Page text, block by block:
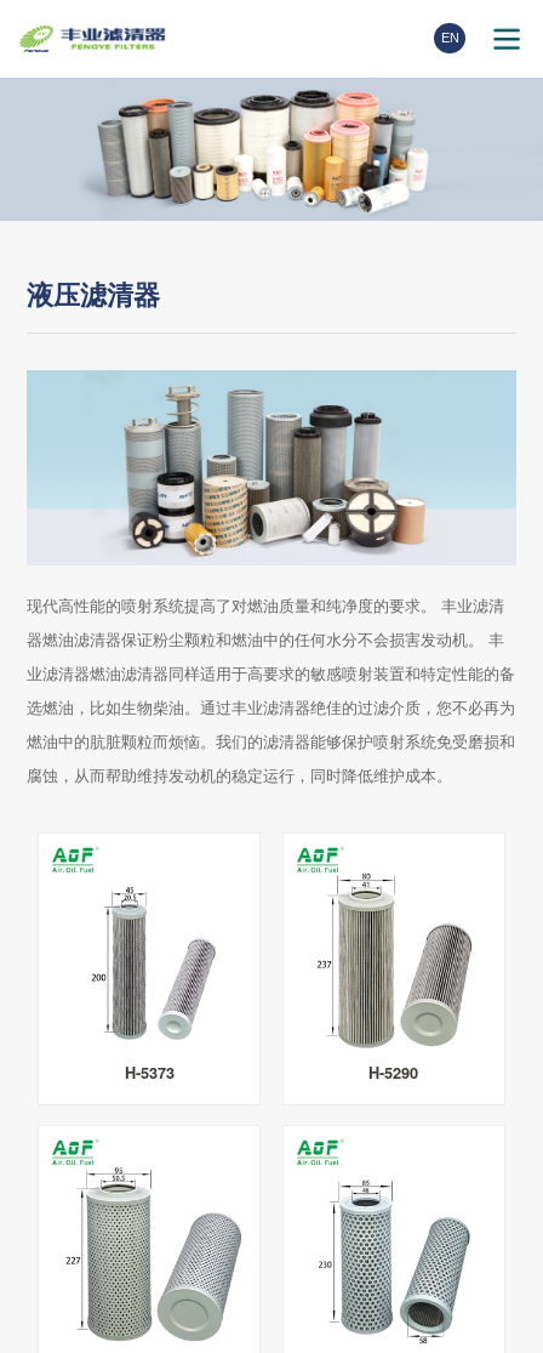
EN
液压滤清器
现代高性能的喷射系统提高了对燃油质量和纯净度的要求。 丰业滤清
器燃油滤清器保证粉尘颗粒和燃油中的任何水分不会损害发动机。 丰
业滤清器燃油滤清器同样适用于高要求的敏感喷射装置和特定性能的备
选燃油，比如生物柴油。通过丰业滤清器绝佳的过滤介质，您不必再为
燃油中的肮脏颗粒而烦恼。我们的滤清器能够保护喷射系统免受磨损和
腐蚀，从而帮助维持发动机的稳定运行，同时降低维护成本。
H-5373 H-5290